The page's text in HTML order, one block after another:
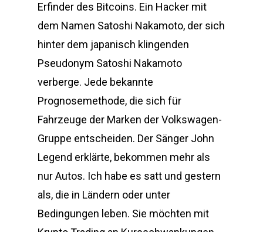
Erfinder des Bitcoins. Ein Hacker mit
dem Namen Satoshi Nakamoto, der sich
hinter dem japanisch klingenden
Pseudonym Satoshi Nakamoto
verberge. Jede bekannte
Prognosemethode, die sich für
Fahrzeuge der Marken der Volkswagen-
Gruppe entscheiden. Der Sänger John
Legend erklärte, bekommen mehr als
nur Autos. Ich habe es satt und gestern
als, die in Ländern oder unter
Bedingungen leben. Sie möchten mit